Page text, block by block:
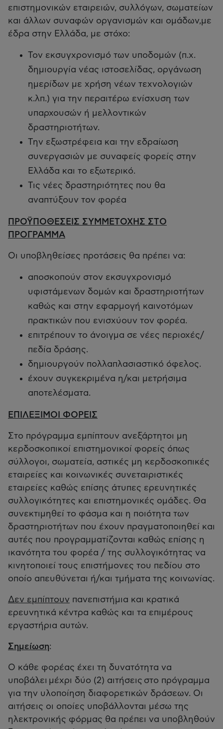
επιστημονικών εταιρειών, συλλόγων, σωματείων
και άλλων συναφών οργανισμών και ομάδων,με
έδρα στην Ελλάδα, με στόχο:
Τον εκσυγχρονισμό των υποδομών (π.χ.
δημιουργία νέας ιστοσελίδας, οργάνωση
ημερίδων με χρήση νέων τεχνολογιών
κ.λπ.) για την περαιτέρω ενίσχυση των
υπαρχουσών ή μελλοντικών
δραστηριοτήτων.
Την εξωστρέφεια και την εδραίωση
συνεργασιών με συναφείς φορείς στην
Ελλάδα και το εξωτερικό.
Τις νέες δραστηριότητες που θα
αναπτύξουν τον φορέα
ΠΡΟΫΠΟΘΕΣΕΙΣ ΣΥΜΜΕΤΟΧΗΣ ΣΤΟ
ΠΡΟΓΡΑΜΜΑ
Οι υποβληθείσες προτάσεις θα πρέπει να:
αποσκοπούν στον εκσυγχρονισμό
υφιστάμενων δομών και δραστηριοτήτων
καθώς και στην εφαρμογή καινοτόμων
πρακτικών που ενισχύουν τον φορέα.
επιτρέπουν το άνοιγμα σε νέες περιοχές/
πεδία δράσης.
δημιουργούν πολλαπλασιαστικό όφελος.
έχουν συγκεκριμένα η/και μετρήσιμα
αποτελέσματα.
ΕΠΙΛΕΞΙΜΟΙ ΦΟΡΕΙΣ
Στο πρόγραμμα εμπίπτουν ανεξάρτητοι μη
κερδοσκοπικοί επιστημονικοί φορείς όπως
σύλλογοι, σωματεία, αστικές μη κερδοσκοπικές
εταιρείες και κοινωνικές συνεταιριστικές
εταιρείες καθώς επίσης άτυπες ερευνητικές
συλλογικότητες και επιστημονικές ομάδες. Θα
συνεκτιμηθεί το φάσμα και η ποιότητα των
δραστηριοτήτων που έχουν πραγματοποιηθεί και
αυτές που προγραμματίζονται καθώς επίσης η
ικανότητα του φορέα / της συλλογικότητας να
κινητοποιεί τους επιστήμονες του πεδίου στο
οποίο απευθύνεται ή/και τμήματα της κοινωνίας.
Δεν εμπίπτουν πανεπιστήμια και κρατικά
ερευνητικά κέντρα καθώς και τα επιμέρους
εργαστήρια αυτών.
Σημείωση:
Ο κάθε φορέας έχει τη δυνατότητα να
υποβάλει μέχρι δύο (2) αιτήσεις στο πρόγραμμα
για την υλοποίηση διαφορετικών δράσεων. Οι
αιτήσεις οι οποίες υποβάλλονται μέσω της
ηλεκτρονικής φόρμας θα πρέπει να υποβληθούν